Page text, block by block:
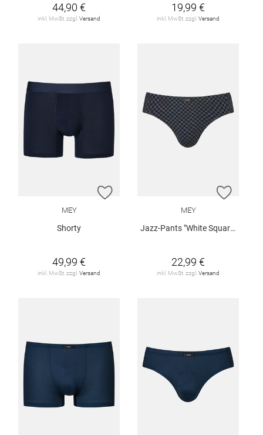
44,90 €
inkl. MwSt. zzgl. Versand
19,99 €
inkl. MwSt. zzgl. Versand
ZUR WUNSCHLISTE HINZUFÜGEN
MEY
Shorty
49,99 €
inkl. MwSt. zzgl. Versand
ZUR
MEY
Jazz-Pants "White Squares"
22,99 €
inkl. MwSt. zzgl. Versand